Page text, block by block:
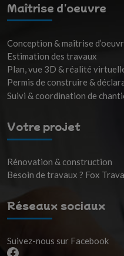
Maîtrise d'oeuvre
Conception & maîtrise
Estimation des travaux
Plan, vue 3D & réalité
Permis de construire &
Suivi & coordination de
Votre projet
Rénovation & construction
Besoin de travaux ? Fox
Réseaux sociaux
Suivez-nous sur Facebook